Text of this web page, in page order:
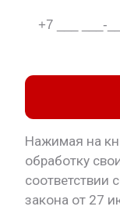
Нажимая на
обработку
соответствии
закона от 27